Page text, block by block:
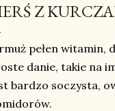
Z
pełen witamin,
danie, takie na
bardzo soczysta,